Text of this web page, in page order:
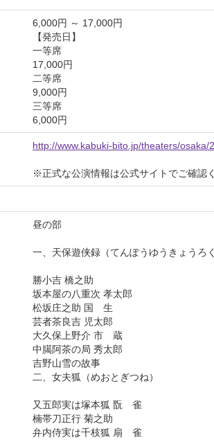
6,000円 ～ 17,000円
【発売日】
一等席
17,000円
二等席
9,000円
三等席
6,000円
http://www.kabuki-bito.jp/theaters/osaka/
※正式な公演情報は公式サイトでご確認
昼の部
一、天保遊侠録（てんぽうゆうきょうろく
勝小吉 橋之助
坂本屋の八重次 孝太郎
松坂庄之助 国 生
芸者茶良吉 児太郎
大久保上野介 市 蔵
中臈阿茶の局 秀太郎
吉野山雪の故事
二、女夫狐（めおとぎつね）
又五郎実は塚本狐 翫 雀
楠帯刀正行 菊之助
弁内侍実は千枝狐 扇 雀